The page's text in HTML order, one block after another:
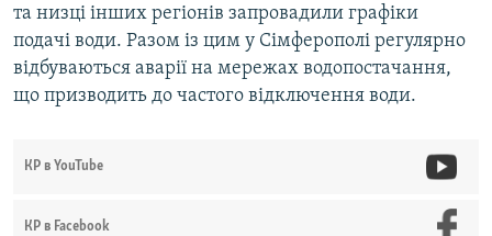
та низці інших регіонів запровадили графіки
подачі води. Разом із цим у Сімферополі регулярно
відбуваються аварії на мережах водопостачання,
що призводить до частого відключення води.
КР в YouTube
КР в Facebook